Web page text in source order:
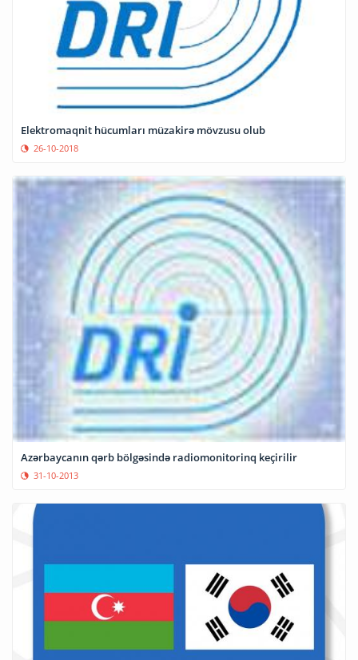
Elektromaqnit hücumları müzakirə mövzusu olub
26-10-2018
Azərbaycanın qərb bölgəsində radiomonitorinq keçirilir
31-10-2013